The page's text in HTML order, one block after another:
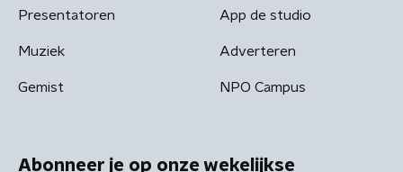
Presentatoren
Muziek
Gemist
App de studio
Adverteren
NPO Campus
Abonneer je op onze wekelijkse